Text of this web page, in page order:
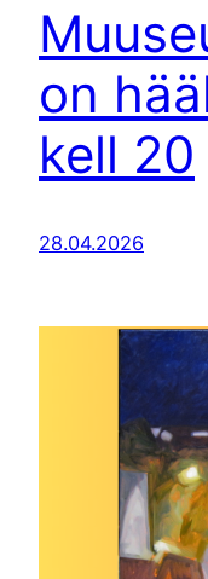
on
kell 20
28.04.2026